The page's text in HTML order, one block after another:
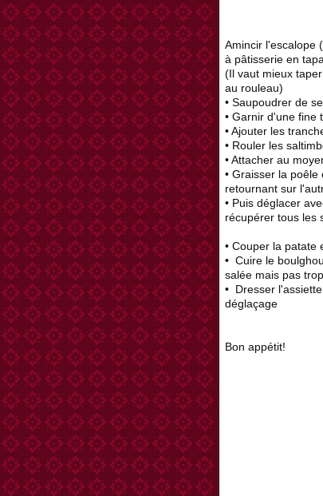
Amincir l'escalope
à pâtisserie en
(Il vaut mieux
au rouleau)
• Saupoudrer de
• Garnir d'une fine
• Ajouter les
• Rouler les
• Attacher au
• Graisser la
retournant sur
• Puis déglacer
récupérer tous les
• Couper la patate
• Cuire le
salée mais pas
• Dresser
déglaçage
Bon appétit!